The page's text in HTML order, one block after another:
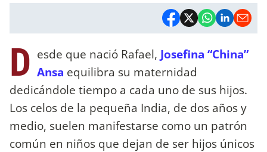
D esde que nació Rafael, Josefina “China”
Ansa equilibra su maternidad
dedicándole tiempo a cada uno de sus hijos.
Los celos de la pequeña India, de dos años y
medio, suelen manifestarse como un patrón
común en niños que dejan de ser hijos únicos